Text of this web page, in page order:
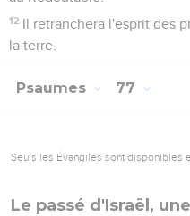
12 Il retranchera l'esprit des
la terre.
Psaumes 77
Seuls les Évangiles sont disponibles
Le passé d'Israël,